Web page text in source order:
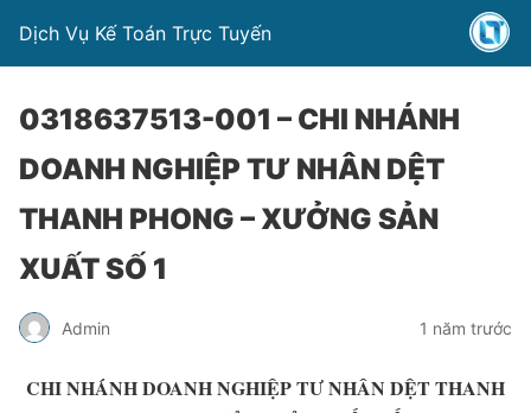
Dịch Vụ Kế Toán Trực Tuyến
0318637513-001 – CHI NHÁNH
DOANH NGHIỆP TƯ NHÂN DỆT
THANH PHONG – XƯỞNG SẢN
XUẤT SỐ 1
Admin 1 năm trước
CHI NHÁNH DOANH NGHIỆP TƯ NHÂN DỆT THANH